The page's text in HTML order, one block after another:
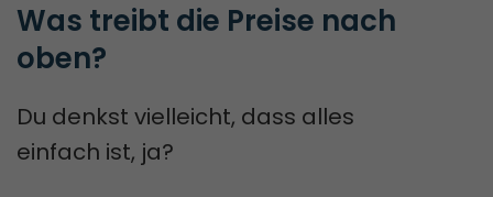
Was treibt die Preise nach
oben?
Du denkst vielleicht, dass alles
einfach ist, ja?